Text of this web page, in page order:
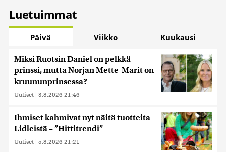
Luetuimmat
Päivä Viikko Kuukausi
Miksi Ruotsin Daniel on pelkkä
prinssi, mutta Norjan Mette-Marit on
kruununprinsessa?
Uutiset | 3.8.2026 21:46
Ihmiset kahmivat nyt näitä tuotteita
Lidleistä – ”Hittitrendi”
Uutiset | 5.8.2026 21:21